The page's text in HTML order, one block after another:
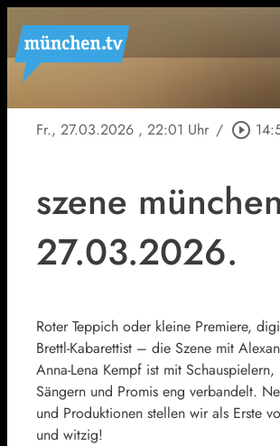
Fr., 27.03.2026 , 22:01 Uhr / play_circle_outline
szene
27.03.2026.
Roter Teppich oder kleine Premiere,
Brettl-Kabarettist – die Szene mit
Anna-Lena Kempf ist mit Schauspielern,
Sängern und Promis eng verbandelt.
und Produktionen stellen wir als Erste
und witzig!